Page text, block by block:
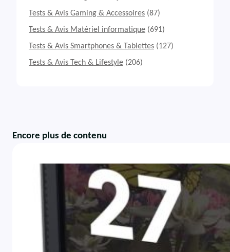
Tests & Avis Gaming & Accessoires (87)
Tests & Avis Matériel informatique (691)
Tests & Avis Smartphones & Tablettes (127)
Tests & Avis Tech & Lifestyle (206)
Encore plus de contenu